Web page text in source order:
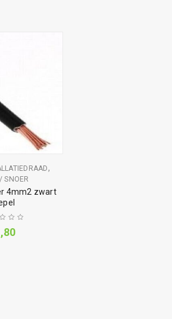
,
SNOER
4mm2 zwart